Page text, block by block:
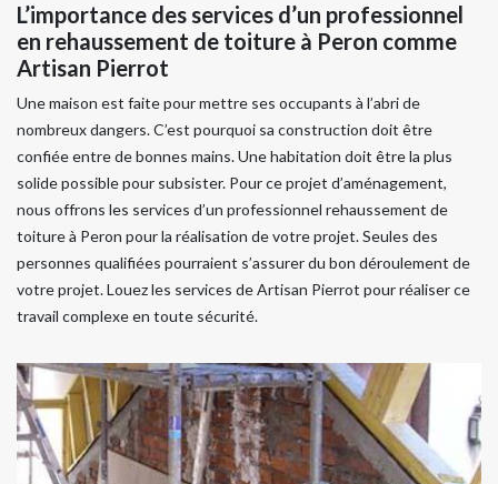
L’importance des services d’un professionnel
en rehaussement de toiture à Peron comme
Artisan Pierrot
Une maison est faite pour mettre ses occupants à l’abri de
nombreux dangers. C’est pourquoi sa construction doit être
confiée entre de bonnes mains. Une habitation doit être la plus
solide possible pour subsister. Pour ce projet d’aménagement,
nous offrons les services d’un professionnel rehaussement de
toiture à Peron pour la réalisation de votre projet. Seules des
personnes qualifiées pourraient s’assurer du bon déroulement de
votre projet. Louez les services de Artisan Pierrot pour réaliser ce
travail complexe en toute sécurité.